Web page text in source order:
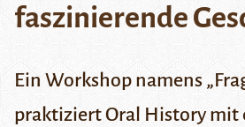
faszinierende
Ein Workshop namens
praktiziert Oral History mit